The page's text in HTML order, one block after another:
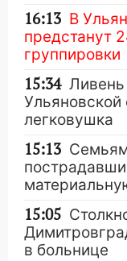
16:13 В
предстанут
группировки
15:34
Ульяновской
легковушка
15:13
15:05
в больнице